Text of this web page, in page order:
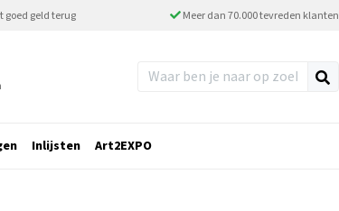
goed geld terug Meer dan 70.000 tevreden klanten
Inlijsten Art2EXPO